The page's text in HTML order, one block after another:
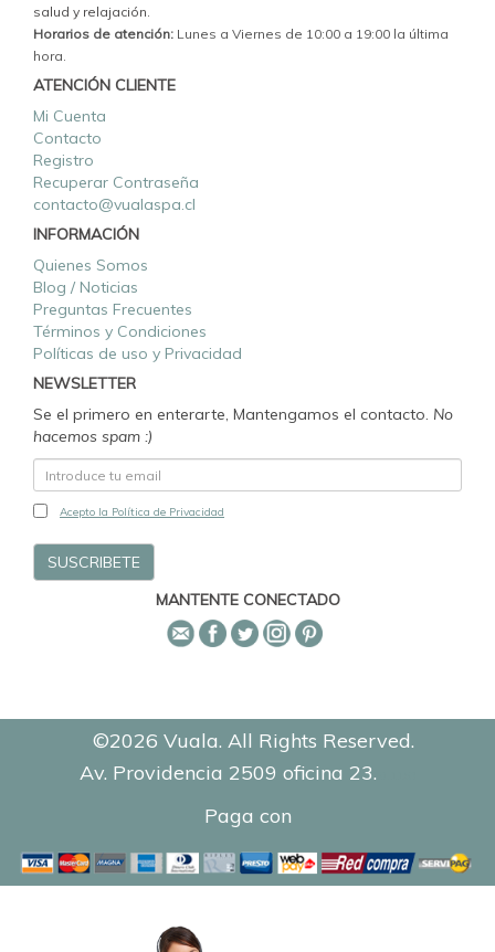
salud y relajación.
Horarios de atención: Lunes a Viernes de 10:00 a 19:00 la última
hora.
ATENCIÓN CLIENTE
Mi Cuenta
Contacto
Registro
Recuperar Contraseña
contacto@vualaspa.cl
INFORMACIÓN
Quienes Somos
Blog / Noticias
Preguntas Frecuentes
Términos y Condiciones
Políticas de uso y Privacidad
NEWSLETTER
Se el primero en enterarte, Mantengamos el contacto. No
hacemos spam :)
Acepto la Política de Privacidad
MANTENTE CONECTADO
©2026 Vuala. All Rights Reserved.
Av. Providencia 2509 oficina 23.
Paga con